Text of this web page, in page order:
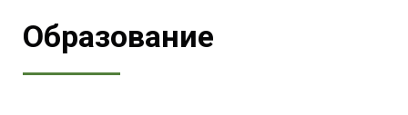
Образование